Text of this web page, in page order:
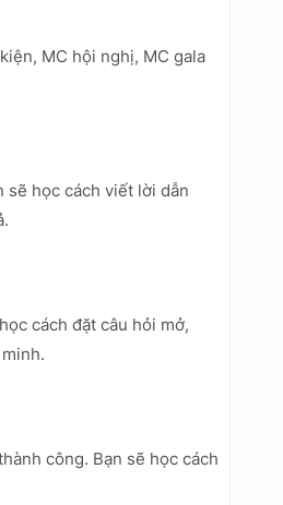
MC hội nghị, MC gala
sẽ học cách viết lời dẫn
cách đặt câu hỏi mở,
công. Bạn sẽ học cách